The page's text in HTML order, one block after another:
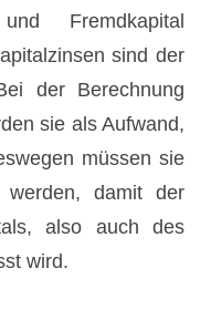
Fremdkapital
sind der
der Berechnung
sie als Aufwand,
müssen sie
werden, damit der
also auch des
wird.